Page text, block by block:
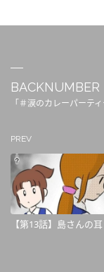
BACKNUMBER
「＃涙のカレーパーテ
PREV
【第13話】島さんの